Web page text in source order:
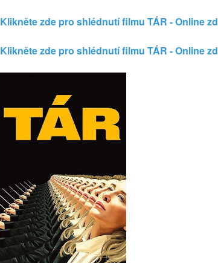
Klikněte zde pro shlédnutí filmu TÁR - Online
Klikněte zde pro shlédnutí filmu TÁR - Online